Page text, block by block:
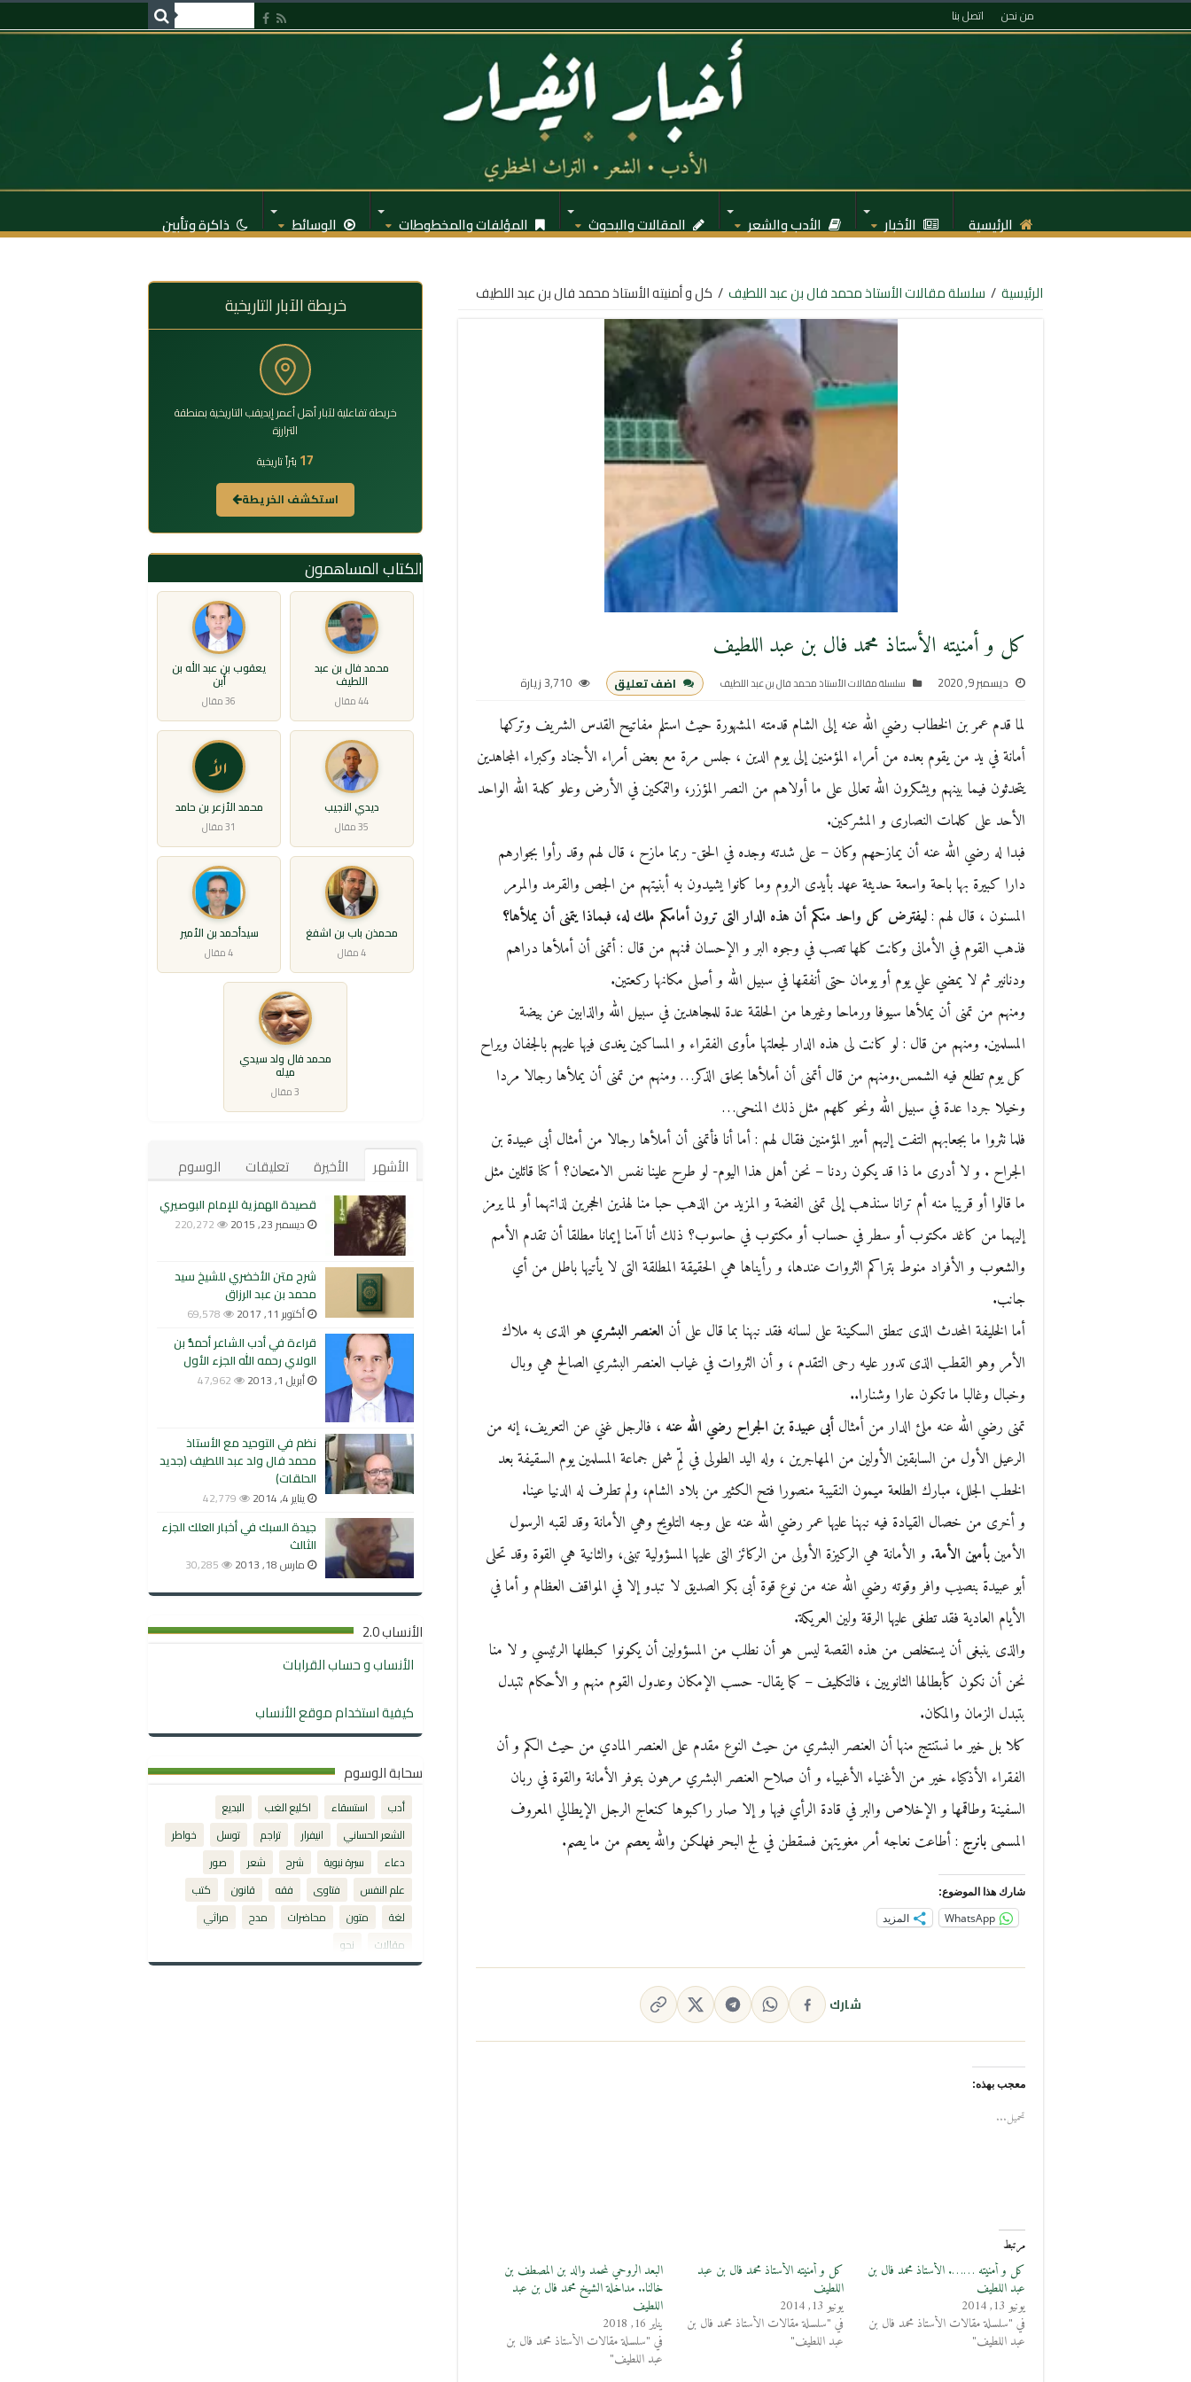
من نحن اتصل بنا
الرئيسية الأخبار الأدب والشعر المقالات والبحوث المؤلفات والمخطوطات الوسائط ذاكرة وتأبين
الرئيسية / سلسلة مقالات الأستاذ محمد فال بن عبد اللطيف / كل و أمنيته الأستاذ محمد فال بن عبد اللطيف
كل و أمنيته الأستاذ محمد فال بن عبد اللطيف
ديسمبر 9, 2020 سلسلة مقالات الأستاذ محمد فال بن عبد اللطيف اضف تعليق 3,710 زيارة
لما قدم عمر بن الخطاب رضي الله عنه إلى الشام قدمته المشهورة حيث استلم مفاتيح القدس الشريف وتركها
أمانة في يد من يقوم بعده من أمراء المؤمنين إلى يوم الدين ، جلس مرة مع بعض أمراء الأجناد وكبراء المجاهدين
يتحدثون فيما بينهم ويشكرون الله تعالى على ما أولاهم من النصر المؤزر، والتمكين في الأرض وعلو كلمة الله الواحد
الأحد على كلمات النصارى و المشركين.
فبدا له رضي الله عنه أن يمازحهم وكان – على شدته وجده في الحق- ربما مازح ، قال لهم وقد رأوا بجوارهم
دارا كبيرة بها باحة واسعة حديثة عهد بأيدى الروم وما كانوا يشيدون به أبنيتهم من الجص والقرمد والمرمر
المسنون ، قال لهم :ليفترض كل واحد منكم أن هذه الدار التى ترون أمامكم ملك له، فبماذا يتمنى أن يملأها؟
فذهب القوم في الأمانى وكانت كلها تصب في وجوه البر و الإحسان فمنهم من قال : أتمنى أن أملأها دراهم
ودنانير ثم لا يمضي علي يوم أو يومان حتى أنفقها في سبيل الله و أصلى مكانها ركعتين.
ومنهم من تمنى أن يملأها سيوفا ورماحا وغيرها من الحلقة عدة للمجاهدين في سبيل الله والذابين عن بيضة
المسلمين. ومنهم من قال : لو كانت لى هذه الدار لجعلتها مأوى الفقراء و المساكين يغدى فيها عليهم بالجفان ويراح
كل يوم تطلع فيه الشمس.ومنهم من قال أتمنى أن أملأها بحلق الذكر… ومنهم من تمنى أن يملأها رجالا مردا
وخيلا جردا عدة في سبيل الله ونحو كلهم مثل ذلك المنحى…
فلما نثروا ما بجعابهم التفت إليهم أمير المؤمنين فقال لهم : أما أنا فأتمنى أن أملأها رجالا من أمثال أبى عبيدة بن
الجراح . و لا أدرى ما ذا قد يكون ردنا – نحن أهل هذا اليوم- لو طرح علينا نفس الامتحان؟ أ كنا قائلين مثل
ما قالوا أو قريبا منه أم ترانا سنذهب إلى تمنى الفضة و المزيد من الذهب حبا منا لهذين الحجرين لذاتهما أو لما يرمز
إليهما من كاغد مكتوب أو سطر في حساب أو مكتوب في حاسوب؟ ذلك أنا آمنا إيمانا مطلقا أن تقدم الأمم
والشعوب و الأفراد منوط بتراكم الثروات عندها، و رأيناها هي الحقيقة المطلقة التى لا يأتيها باطل من أي
جانب.
أما الخليفة المحدث الذى تنطق السكينة على لسانه فقد نبهنا بما قال على أن العنصر البشري هو الذى به ملاك
الأمر وهو القطب الذى تدور عليه رحى التقدم ، و أن الثروات في غياب العنصر البشري الصالح هي وبال
وخبال وغالبا ما تكون عارا وشنارا..
تمنى رضي الله عنه ملئ الدار من أمثال أبى عبيدة بن الجراح رضي الله عنه ، فالرجل غني عن التعريف، إنه من
الرعيل الأول من السابقين الأولين من المهاجرين ، وله اليد الطولى في لمِّ شمل جماعة المسلمين يوم السقيفة بعد
الخطب الجلل، مبارك الطلعة ميمون النقيبة منصورا فتح الكثير من بلاد الشام، ولم تطرف له الدنيا عينا.
و أخرى من خصال القيادة فيه نبهنا عليها عمر رضي الله عنه على وجه التلويح وهي الأمانة وقد لقبه الرسول
الأمينبأمين الأمة. و الأمانة هي الركيزة الأولى من الركائز التى عليها المسؤولية تبنى، والثانية هي القوة وقد تحلى
أبو عبيدة بنصيب وافر وقوته رضي الله عنه من نوع قوة أبى بكر الصديق لا تبدو إلا في المواقف العظام و أما في
الأيام العادية فقد تطغى عليها الرقة ولين العريكة.
والذى ينبغى أن يستخلص من هذه القصة ليس هو أن نطلب من المسؤولين أن يكونوا كبطلها الرئيسي و لا منا
نحن أن نكون كأبطالها الثانويين ، فالتكليف – كما يقال- حسب الإمكان وعدول القوم منهم و الأحكام تتبدل
بتبدل الزمان والمكان.
كلا بل خير ما نستنتج منها أن العنصر البشري من حيث النوع مقدم على العنصر المادي من حيث الكم و أن
الفقراء الأذكياء خير من الأغنياء الأغبياء و أن صلاح العنصر البشري مرهون بتوفر الأمانة والقوة في ربان
السفينة وطاقمها و الإخلاص والبر في قادة الرأي فيها و إلا صار راكبوها كنعاج الرجل الإيطالي المعروف
المسمى بانرج : أطاعت نعاجه أمر مغويتهن فسقطن في لج البحر فهلكن والله يعصم من ما يصم.
شارك هذا الموضوع:
WhatsApp المزيد
شارك
معجب بهذه:
تحميل...
مرتبط
كل و أمنيته ……. الأستاذ محمد فال بن
عبد اللطيف
يونيو 13, 2014
في "سلسلة مقالات الأستاذ محمد فال بن
عبد اللطيف"
كل و أمنيته الأستاذ محمد فال بن عبد
اللطيف
يونيو 13, 2014
في "سلسلة مقالات الأستاذ محمد فال بن
عبد اللطيف"
البعد الروحي لمحمد والد بن المصطف بن
خالنا.. مداخلة الشيخ محمد فال بن عبد
اللطيف
يناير 16, 2018
في "سلسلة مقالات الأستاذ محمد فال بن
عبد اللطيف"
خريطة الآبار التاريخية
خريطة تفاعلية لآبار أهل أعمر إيديقب التاريخية بمنطقة
الترارزة
17 بئراً تاريخية
استكشف الخريطة
الكتاب المساهمون
محمد فال بن عبد
اللطيف
44 مقال
يعقوب بن عبد الله بن
أبن
36 مقال
ديدي النجيب
35 مقال
الأ
محمد الأزعر بن حامد
31 مقال
محمذن باب بن اشفغ
4 مقال
سيدأحمد بن الأمير
4 مقال
محمد فال ولد سيدي
ميله
3 مقال
الأشهر الأخيرة تعليقات الوسوم
قصيدة الهمزية للإمام البوصيري
ديسمبر 23, 2015 220,272
شرح متن الأخضري للشيخ سيد
محمد بن عبد الرزاق
أكتوبر 11, 2017 69,578
قراءة في أدب الشاعر أحمدُّ بن
الولاي رحمه الله الجزء الأول
أبريل 1, 2013 47,962
نظم في التوحيد مع الأستاذ
محمد فال ولد عبد اللطيف (جديد
الحلقات)
يناير 4, 2014 42,779
جيدة السبك في أخبار العلك الجزء
الثالث
مارس 18, 2013 30,285
الأنساب 2.0
الأنساب و حساب القرابات
كيفية استخدام موقع الأنساب
سحابة الوسوم
أدب استسقاء اكليع الغب
البديع
الشعر الحساني
انيفرار تراجم توسل
خواطر
دعاء
سيرة نبوية شرح شعر
صور
علم النفس
فتاوى فقه قانون
كتب
لغة
متون محاضرات مدح
مراثي
مقالات
نحو